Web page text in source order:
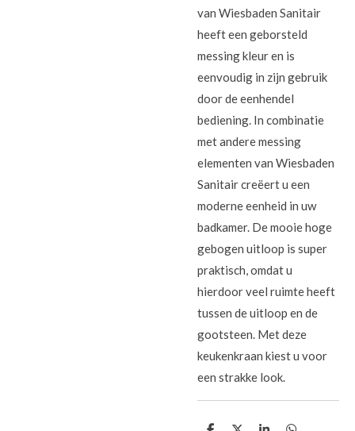
van Wiesbaden Sanitair
heeft een geborsteld
messing kleur en is
eenvoudig in zijn gebruik
door de eenhendel
bediening. In combinatie
met andere messing
elementen van Wiesbaden
Sanitair creëert u een
moderne eenheid in uw
badkamer. De mooie hoge
gebogen uitloop is super
praktisch, omdat u
hierdoor veel ruimte heeft
tussen de uitloop en de
gootsteen. Met deze
keukenkraan kiest u voor
een strakke look.